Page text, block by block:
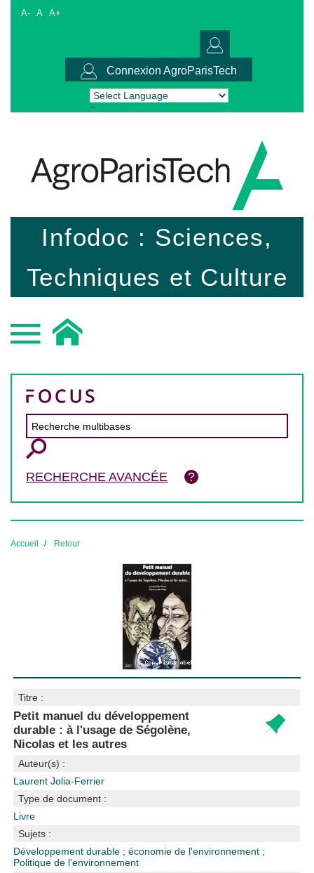
A- A A+
Connexion AgroParisTech
Powered by Translate
Infodoc : Sciences,
Techniques et Culture
RECHERCHE AVANCÉE
Accueil Retour
Titre :
Petit manuel du développement
durable : à l'usage de Ségolène,
Nicolas et les autres
Auteur(s) :
Laurent Jolia-Ferrier
Type de document :
Livre
Sujets :
Développement durable ;économie de l'environnement ;
Politique de l'environnement